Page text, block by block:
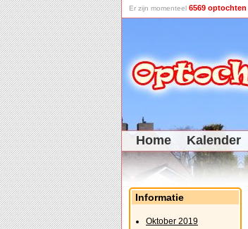
Er zijn momenteel 6569 optochten
Home Kalender
Informatie
Oktober 2019